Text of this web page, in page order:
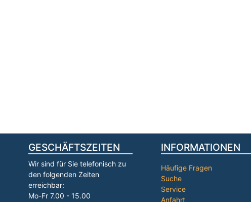
GESCHÄFTSZEITEN
Wir sind für Sie telefonisch zu
den folgenden Zeiten
erreichbar:
Mo-Fr 7.00 - 15.00
INFORMATIONEN
Häufige Fragen
Suche
Service
Anfahrt